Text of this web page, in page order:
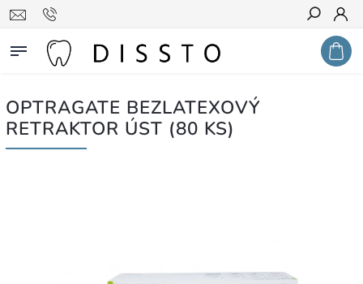
Hledat
OPTRAGATE BEZLATEXOVÝ
RETRAKTOR ÚST (80 KS)